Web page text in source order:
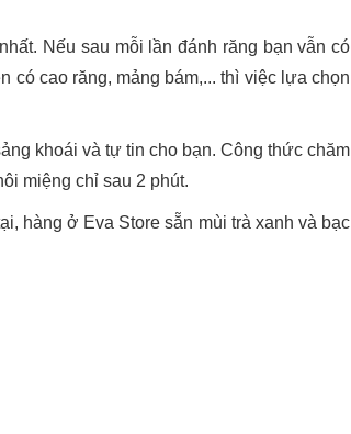
Nếu sau mỗi lần đánh răng bạn vẫn có
cao răng, mảng bám,... thì việc lựa chọn
khoái và tự tin cho bạn. Công thức chăm
miệng chỉ sau 2 phút.
hàng ở Eva Store sẵn mùi trà xanh và bạc